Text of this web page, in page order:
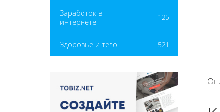
Заработок в
интернете
125
Здоровье и тело 521